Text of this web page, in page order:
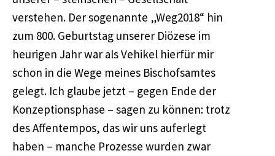
verstehen. Der sogenannte „Weg2018“ hin
zum 800. Geburtstag unserer Diözese im
heurigen Jahr war als Vehikel hierfür mir
schon in die Wege meines Bischofsamtes
gelegt. Ich glaube jetzt – gegen Ende der
Konzeptionsphase – sagen zu können: trotz
des Affentempos, das wir uns auferlegt
haben – manche Prozesse wurden zwar